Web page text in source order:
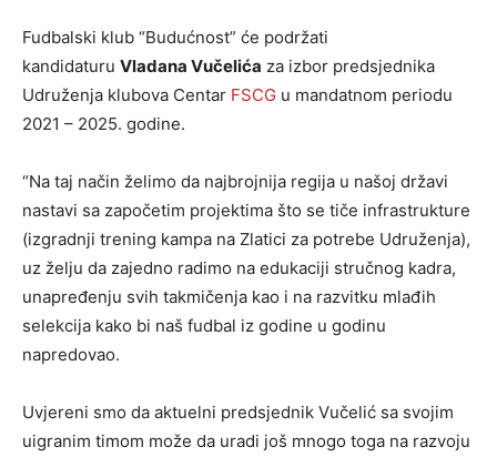
Fudbalski klub “Budućnost” će podržati
kandidaturu Vladana Vučelića za izbor predsjednika
Udruženja klubova Centar FSCG u mandatnom periodu
2021 – 2025. godine.
“Na taj način želimo da najbrojnija regija u našoj državi
nastavi sa započetim projektima što se tiče infrastrukture
(izgradnji trening kampa na Zlatici za potrebe Udruženja),
uz želju da zajedno radimo na edukaciji stručnog kadra,
unapređenju svih takmičenja kao i na razvitku mlađih
selekcija kako bi naš fudbal iz godine u godinu
napredovao.
Uvjereni smo da aktuelni predsjednik Vučelić sa svojim
uigranim timom može da uradi još mnogo toga na razvoju